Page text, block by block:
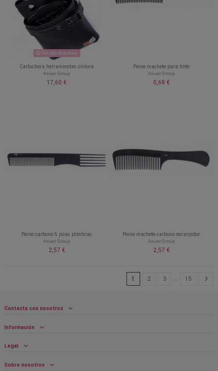
Sin stock online
Cartuchera herramientas cintura
Asuer Group
17,60 €
Peine machete para tinte
Asuer Group
0,68 €
Peine carbono 5 púas plásticas
Asuer Group
2,57 €
Peine machete carbono escarpidor
Asuer Group
2,57 €
1 2 3 … 15
Contacta con nosotros
Información
Legal
Sobre nosotros